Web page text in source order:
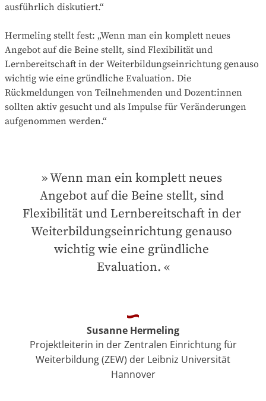
ausführlich diskutiert.“
Hermeling stellt fest: „Wenn man ein komplett neues
Angebot auf die Beine stellt, sind Flexibilität und
Lernbereitschaft in der Weiterbildungseinrichtung genauso
wichtig wie eine gründliche Evaluation. Die
Rückmeldungen von Teilnehmenden und Dozent:innen
sollten aktiv gesucht und als Impulse für Veränderungen
aufgenommen werden.“
Wenn man ein komplett neues
Angebot auf die Beine stellt, sind
Flexibilität und Lernbereitschaft in der
Weiterbildungseinrichtung genauso
wichtig wie eine gründliche
Evaluation.
Susanne Hermeling
Projektleiterin in der Zentralen Einrichtung für
Weiterbildung (ZEW) der Leibniz Universität
Hannover